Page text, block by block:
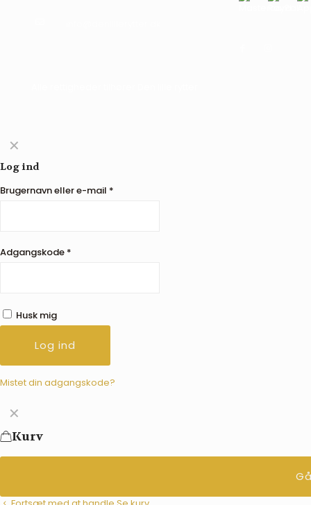
✕
Log ind
Brugernavn eller e-mail *
Adgangskode *
Husk mig
Log ind
Mistet din adgangskode?
✕
Kurv